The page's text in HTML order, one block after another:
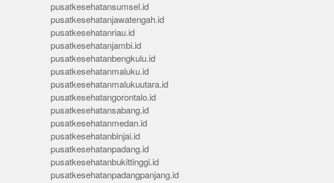
pusatkesehatansumsel.id
pusatkesehatanjawatengah.id
pusatkesehatanriau.id
pusatkesehatanjambi.id
pusatkesehatanbengkulu.id
pusatkesehatanmaluku.id
pusatkesehatanmalukuutara.id
pusatkesehatangorontalo.id
pusatkesehatansabang.id
pusatkesehatanmedan.id
pusatkesehatanbinjai.id
pusatkesehatanpadang.id
pusatkesehatanbukittinggi.id
pusatkesehatanpadangpanjang.id